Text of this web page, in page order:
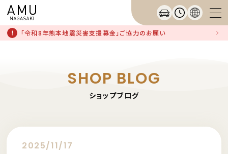
「令和8年熊本地震災害支援募金」ご協力のお願い
SHOP BLOG
ショップブログ
2025/11/17